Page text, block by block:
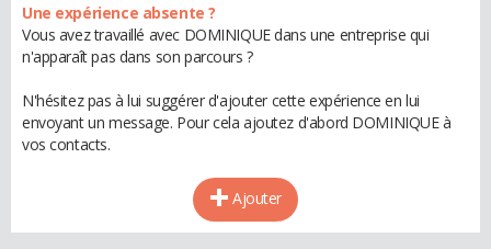
Une expérience absente ?
Vous avez travaillé avec DOMINIQUE dans une entreprise qui
n'apparaît pas dans son parcours ?
N'hésitez pas à lui suggérer d'ajouter cette expérience en lui
envoyant un message. Pour cela ajoutez d'abord DOMINIQUE à
vos contacts.
Ajouter